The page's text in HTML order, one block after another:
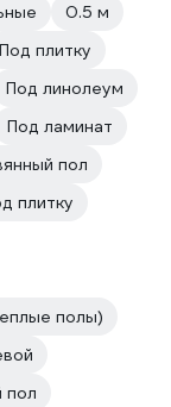
0.5 м
Под плитку
Под линолеум
Под ламинат
пол
плитку
полы)
пол